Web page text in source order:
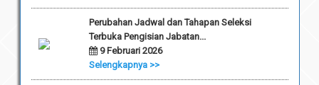
Perubahan Jadwal dan Tahapan Seleksi
Terbuka Pengisian Jabatan...
9 Februari 2026
Selengkapnya >>